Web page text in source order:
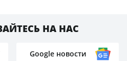
НА НАС
Google новости